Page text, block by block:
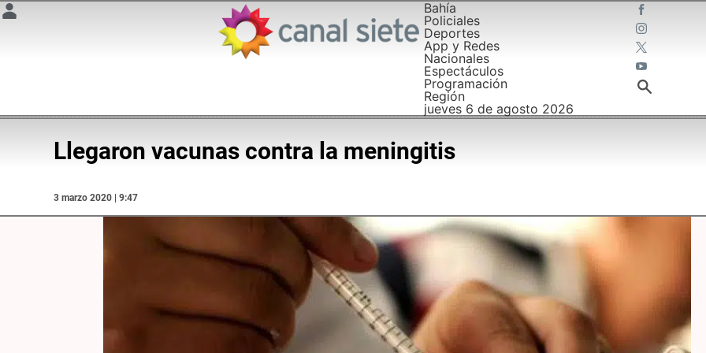
Bahía
Policiales
Deportes
App y Redes
Nacionales
Espectáculos
Programación
Región
jueves 6 de agosto 2026
Llegaron vacunas contra la meningitis
3 marzo 2020 | 9:47